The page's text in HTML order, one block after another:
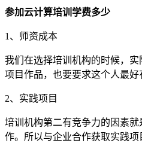
参加云计算培训学费多少
1、师资成本
我们在选择培训机构的时候，
项目作品，也要要求这个人最
2、实践项目
培训机构第二有竞争力的因素
作。所以与企业合作获取实践项